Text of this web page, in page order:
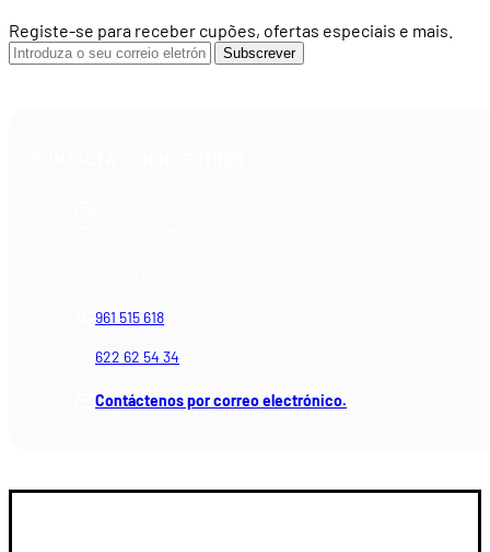
Registe-se para receber cupões, ofertas especiais e mais.
Subscrever
961 515 618
622 62 54 34
Contáctenos por correo electrónico.